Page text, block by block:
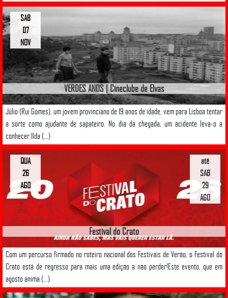
VERDES ANOS | Cineclube de Elvas
Júlio (Rui Gomes), um jovem provinciano de 19 anos de idade, vem para Lisboa tentar
a sorte como ajudante de sapateiro. No dia da chegada, um acidente leva-o a
conhecer Ilda (...)
SAB
07
NOV
Festival do Crato
Com um percurso firmado no roteiro nacional dos Festivais de Verão, o Festival do
Crato está de regresso para mais uma edição a não perder!Este evento, que em
agosto anima (...)
até
SAB
29
AGO
QUA
26
AGO